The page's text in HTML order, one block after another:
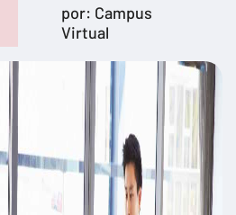
por: Campus
Virtual